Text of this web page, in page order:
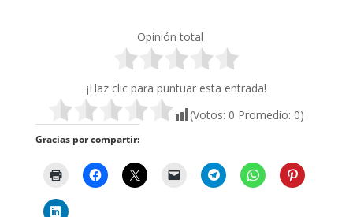
Opinión total
¡Haz clic para puntuar esta entrada!
(Votos: 0 Promedio: 0)
Gracias por compartir: